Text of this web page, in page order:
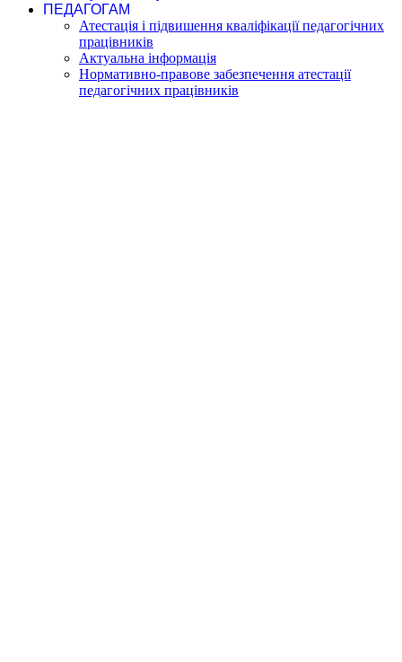
ПЕДАГОГАМ
Атестація і підвишення кваліфікації педагогічних
працівників
Актуальна інформація
Нормативно-правове забезпечення атестації
педагогічних працівників